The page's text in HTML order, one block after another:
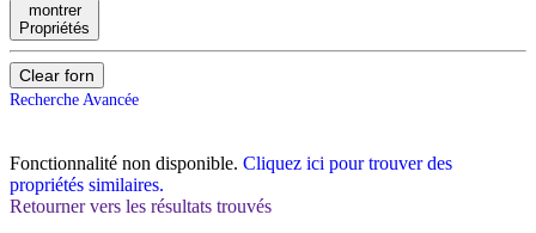
montrer
Propriétés
Clear forn
Recherche Avancée
Fonctionnalité non disponible. Cliquez ici pour trouver des
propriétés similaires.
Retourner vers les résultats trouvés